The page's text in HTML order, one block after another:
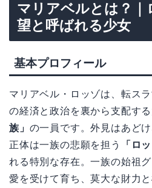
マリアベルとは？｜
望と呼ばれる少女
基本プロフィール
マリアベル・ロッゾは、転ス
の経済と政治を裏から支配す
族」 の一員です。外見はあど
正体は一族の悲願を担う
「ロ
れる特別な存在。一族の始祖
愛を受けて育ち、莫大な財力